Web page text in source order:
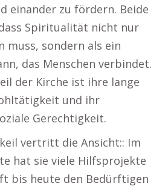
einander zu fördern. Beide
Spiritualität nicht nur
sondern als ein
das Menschen verbindet.
der Kirche ist ihre lange
und ihr
Gerechtigkeit.
vertritt die Ansicht:: Im
hat sie viele Hilfsprojekte
bis heute den Bedürftigen